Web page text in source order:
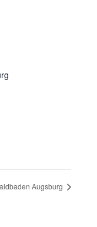
Augsburg